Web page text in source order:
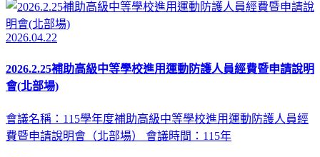
2026.04.22
2026.2.25補助高級中等學校進用運動防護人員經費暨申請說明
會(北部場)
會議名稱：115學年度補助高級中等學校進用運動防護人員經
費暨申請說明會（北部場） 會議時間：115年